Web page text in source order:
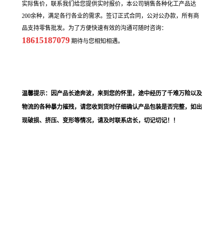
实际售价，联系我们给您提供实时报价，本公司销售各种化工产品达
200余种，满足各行各业的需求。签订正式合同，公对公办款，所有商
品支持零售批发。为了方便快速有效的沟通可随时咨询：
18615187079 期待与您相知相遇。
温馨提示：因产品长途奔波，来到您的怀里，途中经历了千难万险以及
物流的各种暴力摧残，请您收到货时仔细确认产品包装是否完整，如出
现破损、挤压、变形等情况，请及时联系店长，切记切记！！